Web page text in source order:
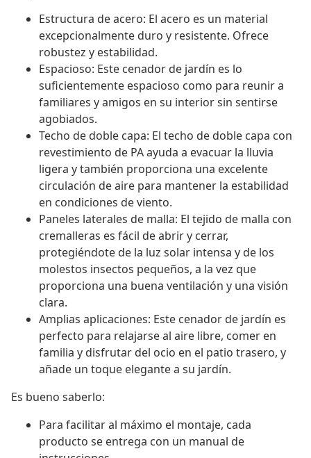
Estructura de acero: El acero es un material
excepcionalmente duro y resistente. Ofrece
robustez y estabilidad.
Espacioso: Este cenador de jardín es lo
suficientemente espacioso como para reunir a
familiares y amigos en su interior sin sentirse
agobiados.
Techo de doble capa: El techo de doble capa con
revestimiento de PA ayuda a evacuar la lluvia
ligera y también proporciona una excelente
circulación de aire para mantener la estabilidad
en condiciones de viento.
Paneles laterales de malla: El tejido de malla con
cremalleras es fácil de abrir y cerrar,
protegiéndote de la luz solar intensa y de los
molestos insectos pequeños, a la vez que
proporciona una buena ventilación y una visión
clara.
Amplias aplicaciones: Este cenador de jardín es
perfecto para relajarse al aire libre, comer en
familia y disfrutar del ocio en el patio trasero, y
añade un toque elegante a su jardín.
Es bueno saberlo:
Para facilitar al máximo el montaje, cada
producto se entrega con un manual de